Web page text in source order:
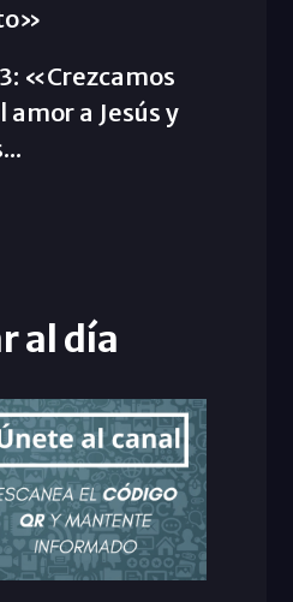
«Crezcamos
amor a Jesús y
al día